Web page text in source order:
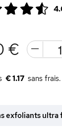
€
€ 1.17
exfoliants ultra